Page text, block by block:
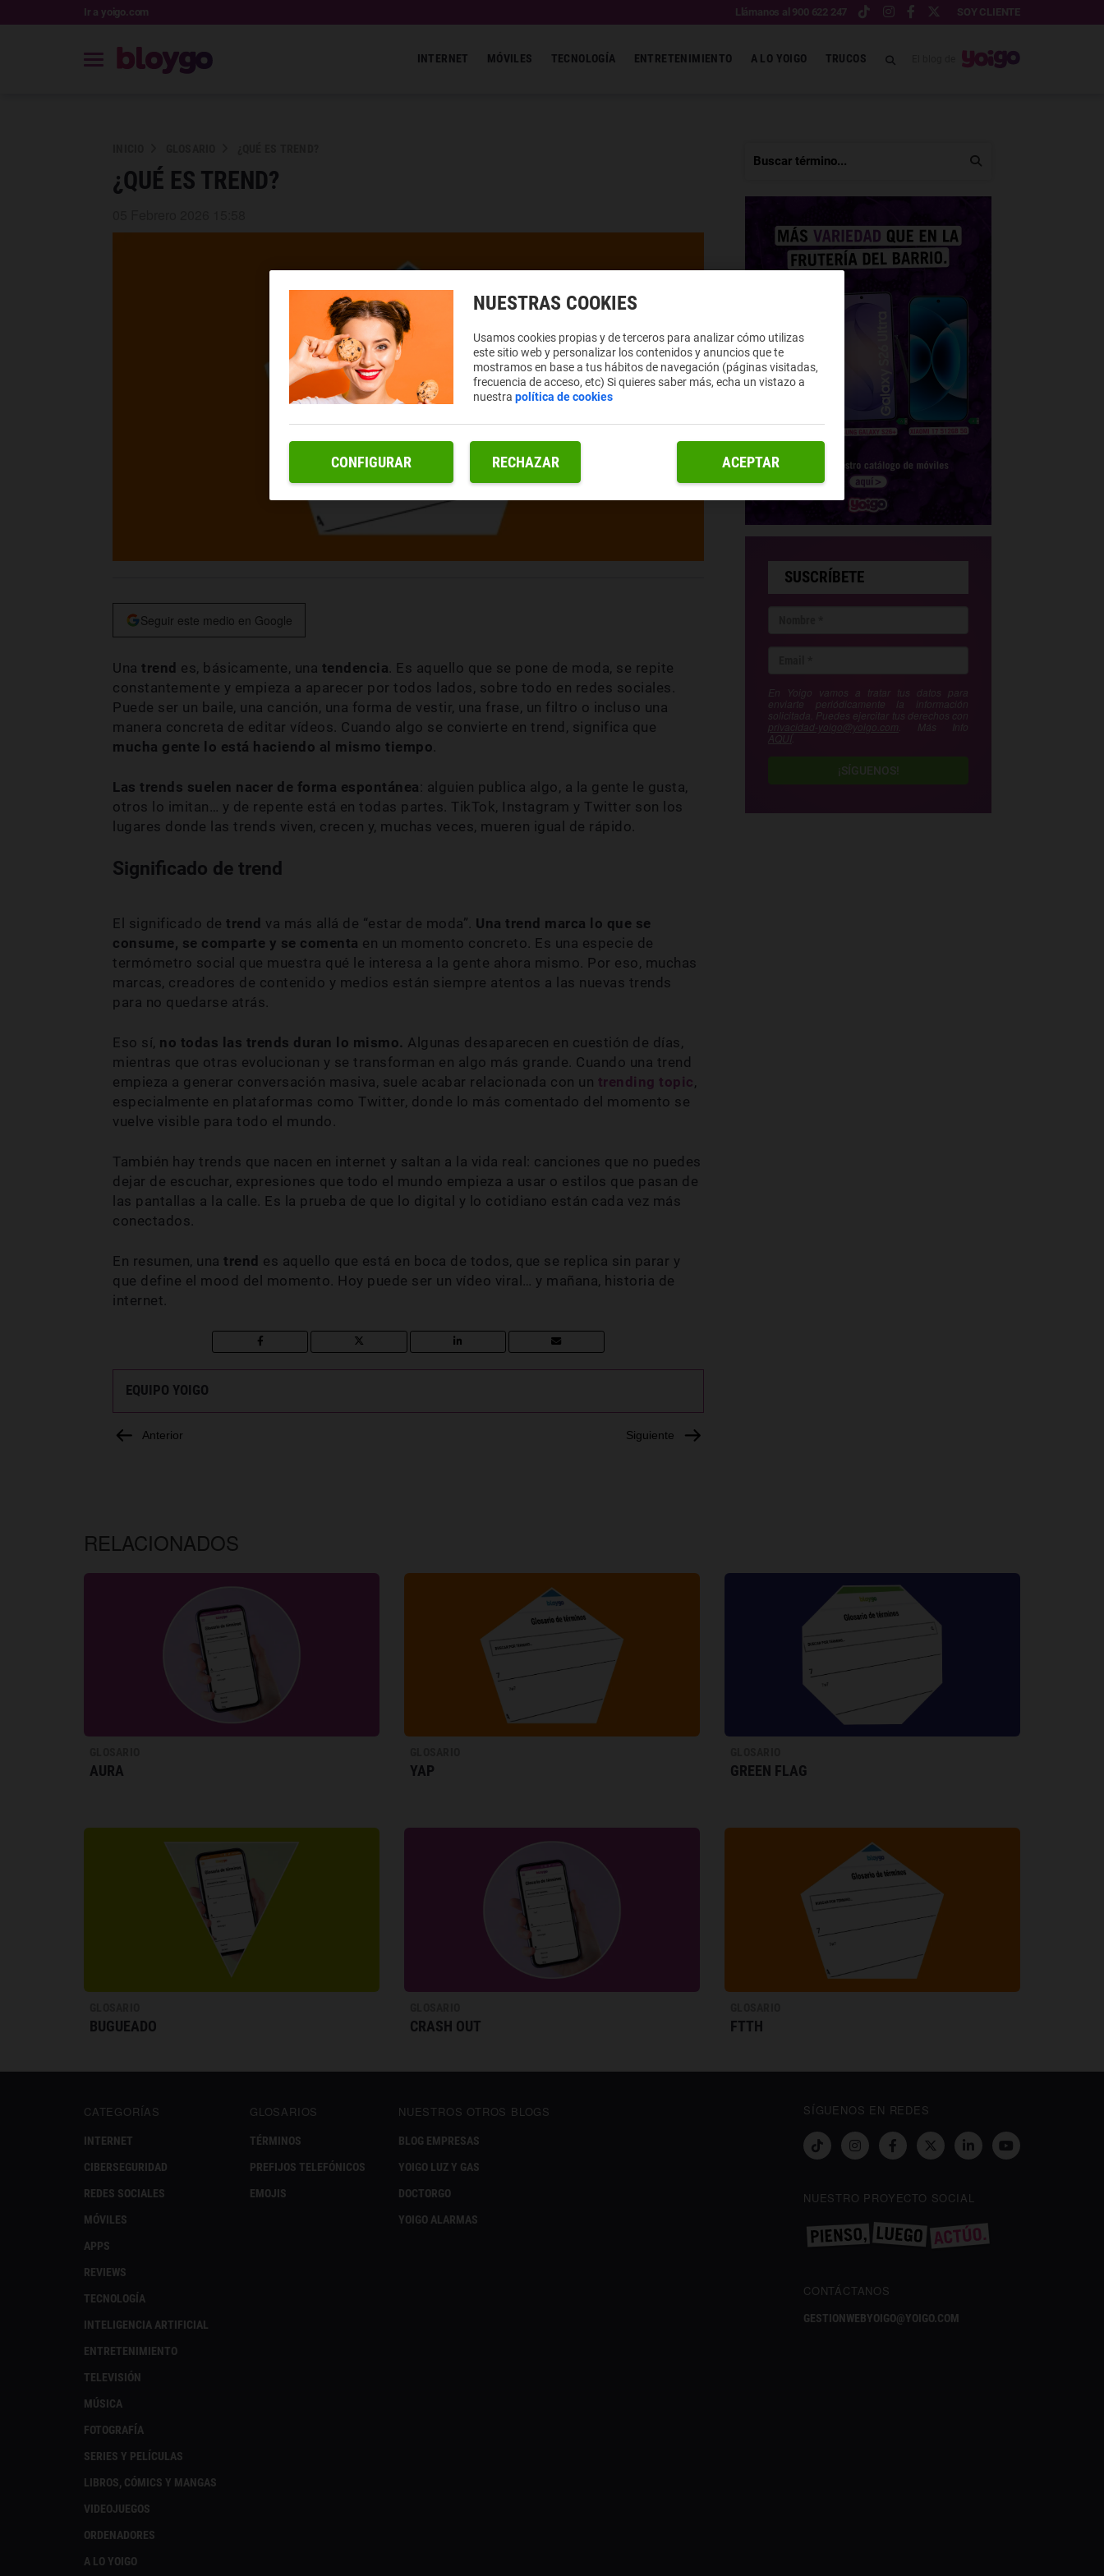
Ir a yoigo.com Llámanos al 900 622 247 SOY CLIENTE
INTERNET MÓVILES TECNOLOGÍA ENTRETENIMIENTO A LO YOIGO TRUCOS
¿QUÉ ES TREND?
Seguir este medio en Google
Una trend es, básicamente, una tendencia. Es aquello que se pone de moda, se repite
constantemente y empieza a aparecer por todos lados, sobre todo en redes sociales.
Puede ser un baile, una canción, una forma de vestir, una frase, un filtro o incluso una
manera concreta de editar vídeos. Cuando algo se convierte en trend, significa que
mucha gente lo está haciendo al mismo tiempo.
Las trends suelen nacer de forma espontánea : alguien publica algo, a la gente le gusta,
otros lo imitan… y de repente está en todas partes. TikTok, Instagram y Twitter son los
lugares donde las trends viven, crecen y, muchas veces, mueren igual de rápido.
Significado de trend
El significado de trend va más allá de “estar de moda”. Una trend marca lo que se
consume, se comparte y se comenta en un momento concreto. Es una especie de
termómetro social que muestra qué le interesa a la gente ahora mismo. Por eso, muchas
marcas, creadores de contenido y medios están siempre atentos a las nuevas trends
para no quedarse atrás.
Eso sí, no todas las trends duran lo mismo. Algunas desaparecen en cuestión de días,
mientras que otras evolucionan y se transforman en algo más grande. Cuando una trend
empieza a generar conversación masiva, suele acabar relacionada con un trending topic,
especialmente en plataformas como Twitter, donde lo más comentado del momento se
vuelve visible para todo el mundo.
También hay trends que nacen en internet y saltan a la vida real: canciones que no puedes
dejar de escuchar, expresiones que todo el mundo empieza a usar o estilos que pasan de
las pantallas a la calle. Es la prueba de que lo digital y lo cotidiano están cada vez más
conectados.
En resumen, una trend es aquello que está en boca de todos, que se replica sin parar y
que define el mood del momento. Hoy puede ser un vídeo viral… y mañana, historia de
internet.
EQUIPO YOIGO
Anterior Siguiente
SUSCRÍBETE
En Yoigo vamos a tratar tus datos para
enviarte periódicamente la información
solicitada. Puedes ejercitar tus derechos con
privacidad-yoigo@yoigo.com . Más Info
AQUÍ
¡SÍGUENOS!
RELACIONADOS
AURA YAP GREEN FLAG
BUGUEADO CRASH OUT FTTH
CATEGORÍAS
INTERNET
CIBERSEGURIDAD
REDES SOCIALES
MÓVILES
APPS
REVIEWS
TECNOLOGÍA
INTELIGENCIA ARTIFICIAL
ENTRETENIMIENTO
TELEVISIÓN
MÚSICA
FOTOGRAFÍA
SERIES Y PELÍCULAS
LIBROS, CÓMICS Y MANGAS
VIDEOJUEGOS
ORDENADORES
A LO YOIGO
GLOSARIOS
TÉRMINOS
PREFIJOS TELEFÓNICOS
EMOJIS
NUESTROS OTROS BLOGS
BLOG EMPRESAS
YOIGO LUZ Y GAS
DOCTORGO
YOIGO ALARMAS
SÍGUENOS EN REDES
NUESTRO PROYECTO SOCIAL
CONTÁCTANOS
GESTIONWEBYOIGO@YOIGO.COM
NUESTRAS COOKIES
Usamos cookies propias y de terceros para analizar cómo utilizas
este sitio web y personalizar los contenidos y anuncios que te
mostramos en base a tus hábitos de navegación (páginas visitadas,
frecuencia de acceso, etc) Si quieres saber más, echa un vistazo a
nuestrapolítica de cookies
RECHAZAR ACEPTAR
CONFIGURAR